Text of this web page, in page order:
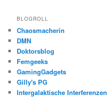
BLOGROLL
Chaosmacherin
DMN
Doktorsblog
Femgeeks
GamingGadgets
Gilly's PG
Intergalaktische Interferenzen